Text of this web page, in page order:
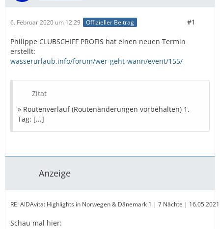
6. Februar 2020 um 12:29 Offizieller Beitrag #1
Philippe CLUBSCHIFF PROFIS hat einen neuen Termin
erstellt:
wasserurlaub.info/forum/wer-geht-wann/event/155/
Zitat
» Routenverlauf (Routenänderungen vorbehalten) 1.
Tag: [...]
Anzeige
RE: AIDAvita: Highlights in Norwegen & Dänemark 1 | 7 Nächte |
Schau mal hier: